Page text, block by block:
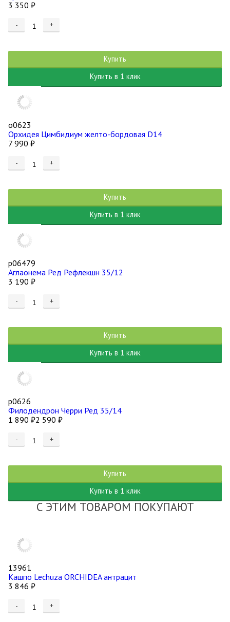
3 350 ₽
- +
Купить
Купить в 1 клик
о0623
Орхидея Цимбидиум желто-бордовая D14
7 990 ₽
- +
Купить
Купить в 1 клик
р06479
Аглаонема Ред Рефлекшн 35/12
3 190 ₽
- +
Купить
Купить в 1 клик
р0626
Филодендрон Черри Ред 35/14
1 890 ₽2 590 ₽
- +
Купить
Купить в 1 клик
С ЭТИМ ТОВАРОМ ПОКУПАЮТ
13961
Кашпо Lechuza ORCHIDEA антрацит
3 846 ₽
- +